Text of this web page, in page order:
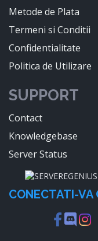
Metode de Plata
Termeni si Conditii
Confidentialitate
Politica de Utilizare
SUPPORT
Contact
Knowledgebase
Server Status
CONECTATI-VA